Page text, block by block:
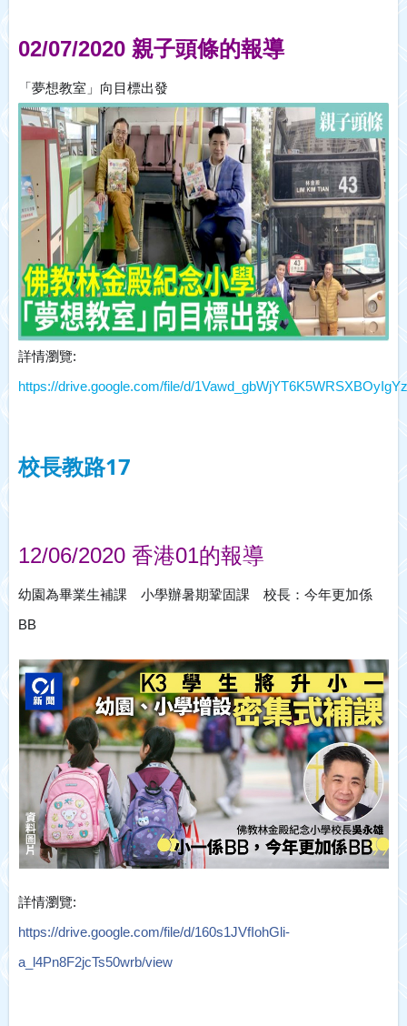
02/07/2020 親子頭條的報導
「夢想教室」向目標出發
詳情瀏覽:
https://drive.google.com/file/d/
校長教路17
12/06/2020 香港01的報導
幼園為畢業生補課 小學辦暑期鞏固課 校長：今年更加係
BB
詳情瀏覽:
https://drive.google.com/file/d/160s1JVfIohGli-
a_l4Pn8F2jcTs50wrb/view